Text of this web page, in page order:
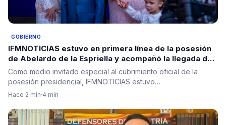
GOBIERNO
IFMNOTICIAS estuvo en primera línea de la posesión
de Abelardo de la Espriella y acompañó la llegada de
los protagonistas del nuevo Gobierno
Como medio invitado especial al cubrimiento oficial de la
posesión presidencial, IFMNOTICIAS estuvo…
Hace 2 min·4 min